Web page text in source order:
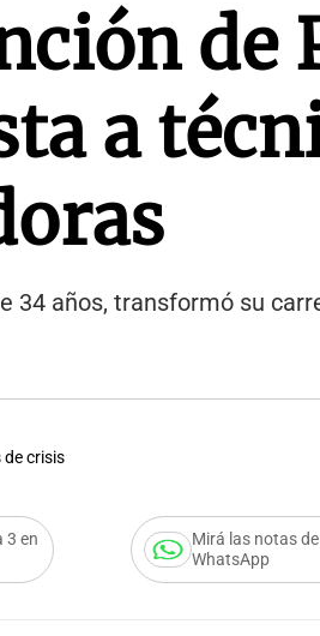
de
a
34 años, transformó su
de crisis
3 en
Mirá las notas
WhatsApp